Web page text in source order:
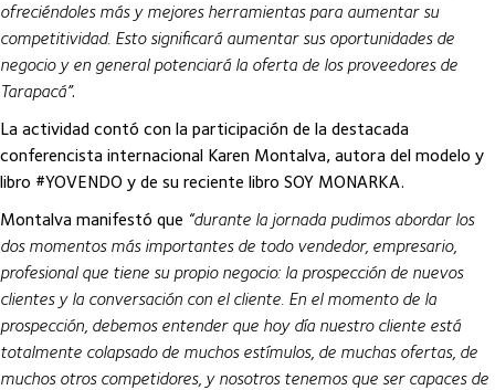
ofreciéndoles más y mejores herramientas para aumentar su
competitividad. Esto significará aumentar sus oportunidades de
negocio y en general potenciará la oferta de los proveedores de
Tarapacá”.
La actividad contó con la participación de la destacada
conferencista internacional Karen Montalva, autora del modelo y
libro #YOVENDO y de su reciente libro SOY MONARKA.
Montalva manifestó que “durante la jornada pudimos abordar los
dos momentos más importantes de todo vendedor, empresario,
profesional que tiene su propio negocio: la prospección de nuevos
clientes y la conversación con el cliente. En el momento de la
prospección, debemos entender que hoy día nuestro cliente está
totalmente colapsado de muchos estímulos, de muchas ofertas, de
muchos otros competidores, y nosotros tenemos que ser capaces de